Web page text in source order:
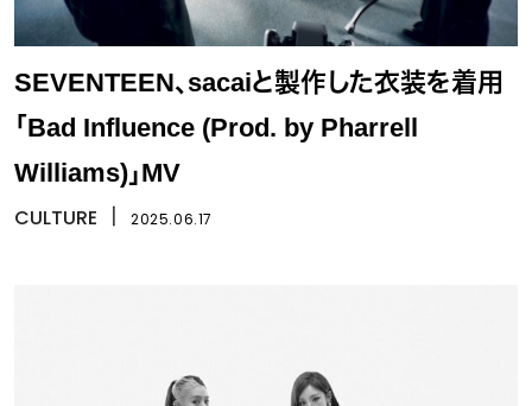
SEVENTEEN、sacaiと製作した衣装を着用
「Bad Influence (Prod. by Pharrell
Williams)」MV
CULTURE 2025.06.17